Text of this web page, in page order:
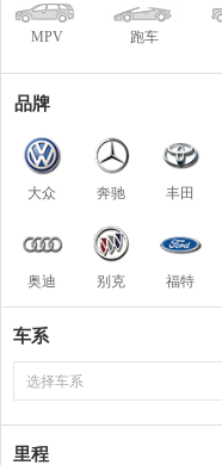
MPV 跑车
品牌
大众 奔驰 丰田
奥迪 别克 福特
车系
选择车系
里程